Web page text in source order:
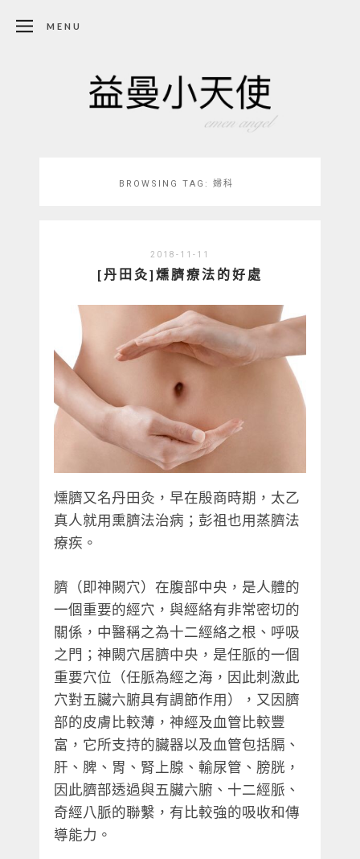
MENU
BROWSING TAG: 婦科
2018-11-11
[丹田灸]燻臍療法的好處
燻臍又名丹田灸，早在殷商時期，太乙
真人就用熏臍法治病；彭祖也用蒸臍法
療疾。
臍（即神闕穴）在腹部中央，是人體的
一個重要的經穴，與經絡有非常密切的
關係，中醫稱之為十二經絡之根、呼吸
之門；神闕穴居臍中央，是任脈的一個
重要穴位（任脈為經之海，因此刺激此
穴對五臟六腑具有調節作用），又因臍
部的皮膚比較薄，神經及血管比較豐
富，它所支持的臟器以及血管包括膈、
肝、脾、胃、腎上腺、輸尿管、膀胱，
因此臍部透過與五臟六腑、十二經脈、
奇經八脈的聯繫，有比較強的吸收和傳
導能力。